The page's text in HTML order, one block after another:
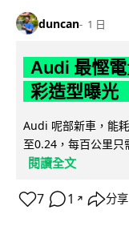
duncan 1 日
Audi 最慳
彩造型曝光
Audi 呢部新車，能
至0.24，每百公里
閱讀全文
7 1 ↗ 分享